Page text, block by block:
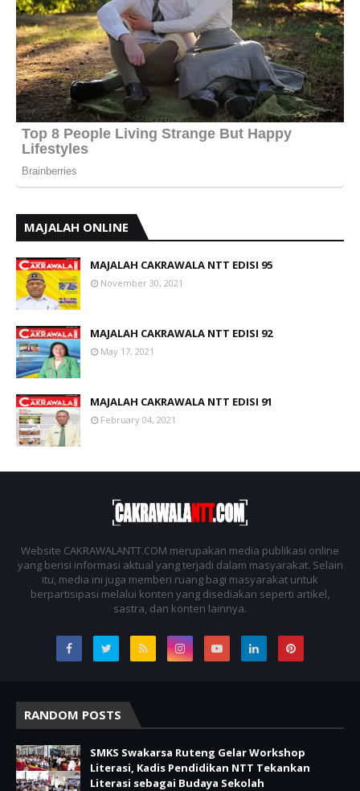
MAJALAH ONLINE
MAJALAH CAKRAWALA NTT EDISI 95
November 30, 2021
MAJALAH CAKRAWALA NTT EDISI 92
May 17, 2021
MAJALAH CAKRAWALA NTT EDISI 91
February 04, 2021
Website CAKRAWALANTT.COM merupakan media publikasi online
yang berisi informasi aktual yang terjadi dalam masyarakat. Selain
itu, media ini juga memberi ruang bagi masyarakat untuk
berpartisipasi melalui konten yang disediakan seperti artikel,
sastra, dan konten lainnya.
RANDOM POSTS
SMKS Swakarsa Ruteng Gelar Workshop
Literasi, Kadis Pendidikan NTT Tekankan
Literasi sebagai Budaya Sekolah